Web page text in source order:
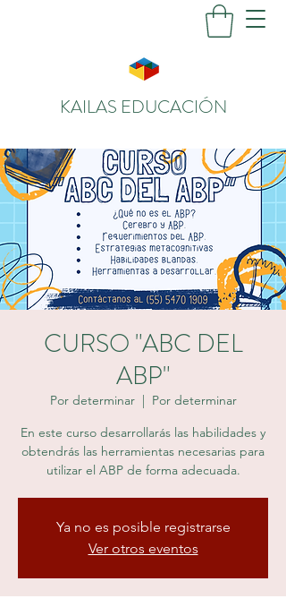
KAILAS EDUCACIÓN
CURSO "ABC DEL
ABP"
Por determinar
  |
Por determinar
En este curso desarrollarás las habilidades y
obtendrás las herramientas necesarias para
utilizar el ABP de forma adecuada.
Ya no es posible registrarse
Ver otros eventos